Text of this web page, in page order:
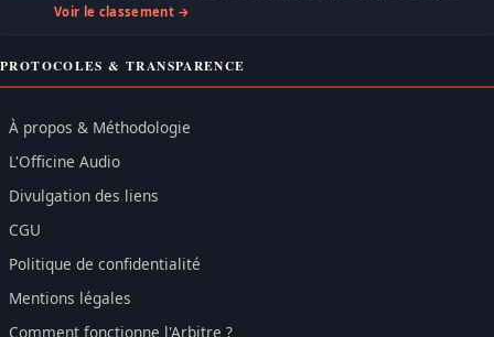
Voir le classement →
PROTOCOLES & TRANSPARENCE
À propos & Méthodologie
L'Officine Audio
Divulgation des liens
CGU
Politique de confidentialité
Mentions légales
Comment fonctionne l'Arbitre ?